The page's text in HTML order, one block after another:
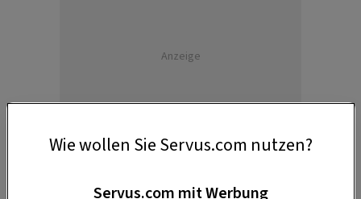
Anzeige
Wie wollen Sie Servus.com nutzen?
Servus.com mit Werbung